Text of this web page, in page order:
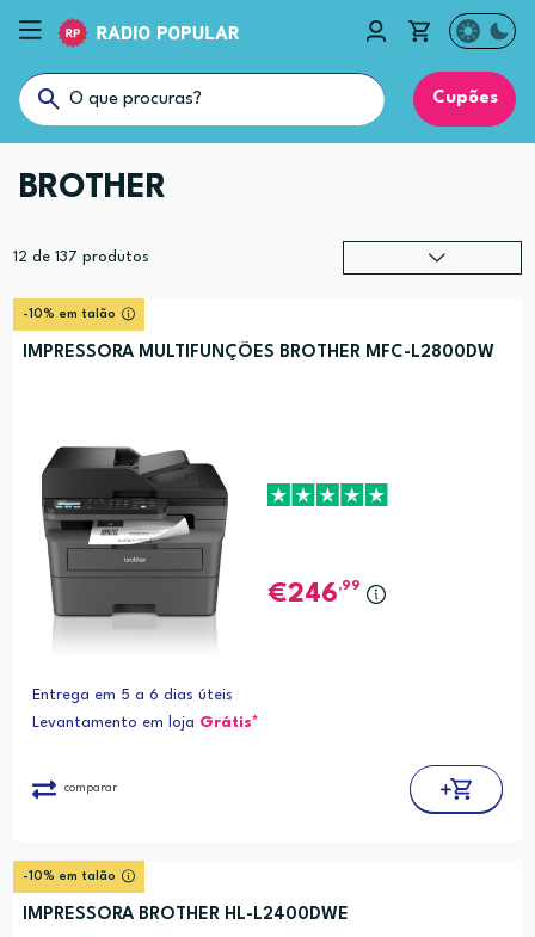
Cupões
BROTHER
12 de 137 produtos
-10% em talão
IMPRESSORA MULTIFUNÇÕES BROTHER MFC-L2800DW
246,99
Entrega em 5 a 6 dias úteis
Levantamento em loja Grátis*
comparar
-10% em talão
IMPRESSORA BROTHER HL-L2400DWE